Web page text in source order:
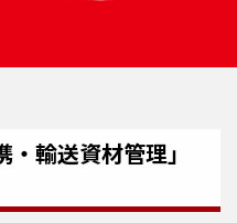
・輸送資材管理」